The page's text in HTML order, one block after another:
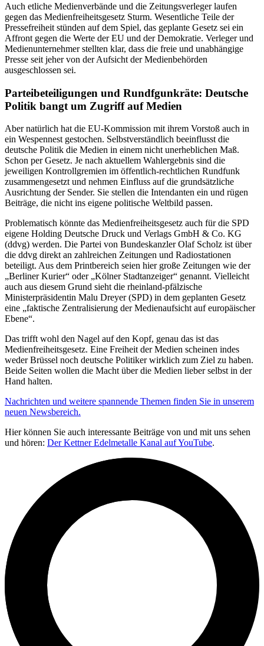
Auch etliche Medienverbände und die Zeitungsverleger laufen
gegen das Medienfreiheitsgesetz Sturm. Wesentliche Teile der
Pressefreiheit stünden auf dem Spiel, das geplante Gesetz sei ein
Affront gegen die Werte der EU und der Demokratie. Verleger und
Medienunternehmer stellten klar, dass die freie und unabhängige
Presse seit jeher von der Aufsicht der Medienbehörden
ausgeschlossen sei.
Parteibeteiligungen und Rundfgunkräte: Deutsche
Politik bangt um Zugriff auf Medien
Aber natürlich hat die EU-Kommission mit ihrem Vorstoß auch in
ein Wespennest gestochen. Selbstverständlich beeinflusst die
deutsche Politik die Medien in einem nicht unerheblichen Maß.
Schon per Gesetz. Je nach aktuellem Wahlergebnis sind die
jeweiligen Kontrollgremien im öffentlich-rechtlichen Rundfunk
zusammengesetzt und nehmen Einfluss auf die grundsätzliche
Ausrichtung der Sender. Sie stellen die Intendanten ein und rügen
Beiträge, die nicht ins eigene politische Weltbild passen.
Problematisch könnte das Medienfreiheitsgesetz auch für die SPD
eigene Holding Deutsche Druck und Verlags GmbH & Co. KG
(ddvg) werden. Die Partei von Bundeskanzler Olaf Scholz ist über
die ddvg direkt an zahlreichen Zeitungen und Radiostationen
beteiligt. Aus dem Printbereich seien hier große Zeitungen wie der
„Berliner Kurier“ oder „Kölner Stadtanzeiger“ genannt. Vielleicht
auch aus diesem Grund sieht die rheinland-pfälzische
Ministerpräsidentin Malu Dreyer (SPD) in dem geplanten Gesetz
eine „faktische Zentralisierung der Medienaufsicht auf europäischer
Ebene“.
Das trifft wohl den Nagel auf den Kopf, genau das ist das
Medienfreiheitsgesetz. Eine Freiheit der Medien scheinen indes
weder Brüssel noch deutsche Politiker wirklich zum Ziel zu haben.
Beide Seiten wollen die Macht über die Medien lieber selbst in der
Hand halten.
Nachrichten und weitere spannende Themen finden Sie in unserem
neuen Newsbereich.
Hier können Sie auch interessante Beiträge von und mit uns sehen
und hören: Der Kettner Edelmetalle Kanal auf YouTube.